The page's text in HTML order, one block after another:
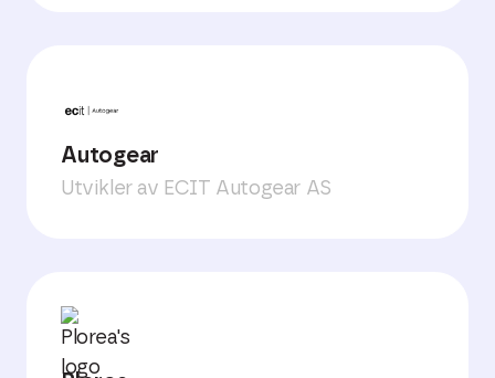
Autogear
Utvikler av ECIT Autogear AS